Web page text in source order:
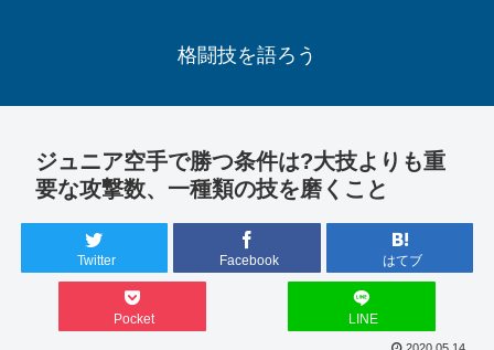
格闘技を語ろう
ジュニア空手で勝つ条件は?大技よりも重
要な攻撃数、一種類の技を磨くこと
Twitter Facebook はてブ
Pocket LINE